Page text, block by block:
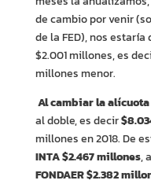
de cambio por venir
de la FED), nos
$2.001 millones, es
millones menor.
Al cambiar la alícuota
al doble, es decir
millones en 2018. De
INTA $2.467 millones, a
FONDAER $2.382